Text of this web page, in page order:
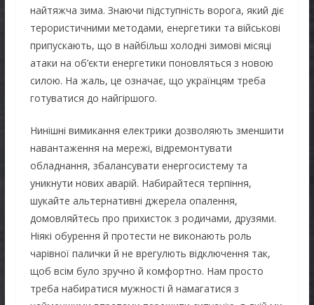
найтяжча зима. Знаючи підступність ворога, який діє
терористичними методами, енергетики та військові
припускають, що в найбільш холодні зимові місяці
атаки на об’єкти енергетики поновляться з новою
силою. На жаль, це означає, що українцям треба
готуватися до найгіршого.
Нинішні вимикання електрики дозволяють зменшити
навантаження на мережі, відремонтувати
обладнання, збалансувати енергосистему та
уникнути нових аварій. Набирайтеся терпіння,
шукайте альтернативні джерела опалення,
домовляйтесь про прихисток з родичами, друзями.
Ніякі обурення й протести не виконають роль
чарівної палички й не врегулють відключення так,
щоб всім було зручно й комфортно. Нам просто
треба набиратися мужності й намагатися з